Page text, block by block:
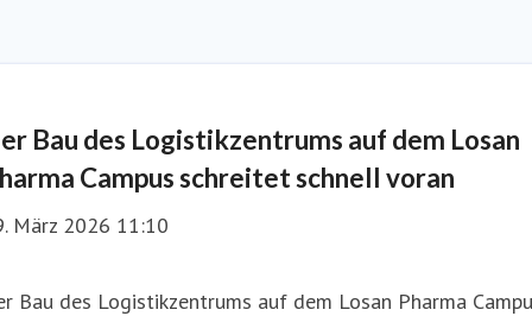
Bau des Logistikzentrums auf dem Losan
Campus schreitet schnell voran
März 2026 11:10
Bau des Logistikzentrums auf dem Losan Pharma